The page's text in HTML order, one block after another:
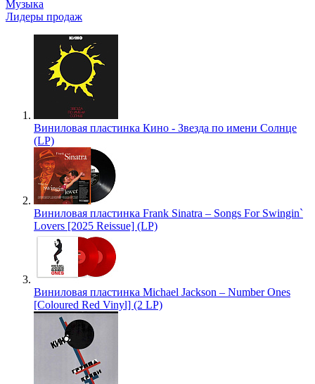
Музыка
Лидеры продаж
Виниловая пластинка Кино - Звезда по имени Солнце
(LP)
Виниловая пластинка Frank Sinatra – Songs For Swingin`
Lovers [2025 Reissue] (LP)
Виниловая пластинка Michael Jackson – Number Ones
[Coloured Red Vinyl] (2 LP)